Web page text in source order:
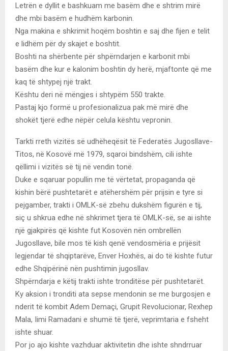
Letrën e dyllit e bashkuam me basëm dhe e shtrim mirë
dhe mbi basëm e hudhëm karbonin.
Nga makina e shkrimit hoqëm boshtin e saj dhe fijen e telit
e lidhëm për dy skajet e boshtit.
Boshti na shërbente për shpërndarjen e karbonit mbi
basëm dhe kur e kalonim boshtin dy herë, mjaftonte që me
kaq të shtypej një trakt.
Kështu deri në mëngjes i shtypëm 550 trakte.
Pastaj kjo formë u profesionalizua pak më mirë dhe
shokët tjerë edhe nëpër celula kështu vepronin.
Tarkti rreth vizitës së udhëheqësit të Federatës Jugosllave-
Titos, në Kosovë më 1979, sqaroi bindshëm, cili ishte
qëllimi i vizitës së tij në vendin tonë.
Duke e sqaruar popullin me të vërtetat, propaganda që
kishin bërë pushtetarët e atëhershëm për prijsin e tyre si
pejgamber, trakti i OMLK-së zbehu dukshëm figurën e tij,
siç u shkrua edhe në shkrimet tjera të OMLK-së, se ai ishte
një gjakpirës që kishte fut Kosovën nën ombrellën
Jugosllave, bile mos të kish qenë vendosmëria e prijësit
legjendar të shqiptarëve, Enver Hoxhës, ai do të kishte futur
edhe Shqipërinë nën pushtimin jugosllav.
Shpërndarja e këtij trakti ishte tronditëse për pushtetarët.
Ky aksion i tronditi ata sepse mendonin se me burgosjen e
nderit të kombit Adem Demaçi, Grupit Revolucionar, Rexhep
Mala, Iimi Ramadani e shumë të tjerë, veprimtaria e fsheht
ishte shuar.
Por jo ajo kishte vazhduar aktivitetin dhe ishte shndrruar